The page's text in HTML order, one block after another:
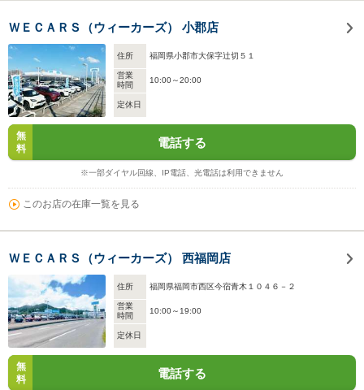
ＷＥＣＡＲＳ（ウィーカーズ） 小郡店
住所 福岡県小郡市大保字辻切５１
営業
時間
10:00～20:00
定休日
無
料
電話する
※一部ダイヤル回線、IP電話、光電話は利用できません
このお店の在庫一覧を見る
ＷＥＣＡＲＳ（ウィーカーズ） 西福岡店
住所 福岡県福岡市西区今宿青木１０４６－２
営業
時間
10:00～19:00
定休日
無
料
電話する